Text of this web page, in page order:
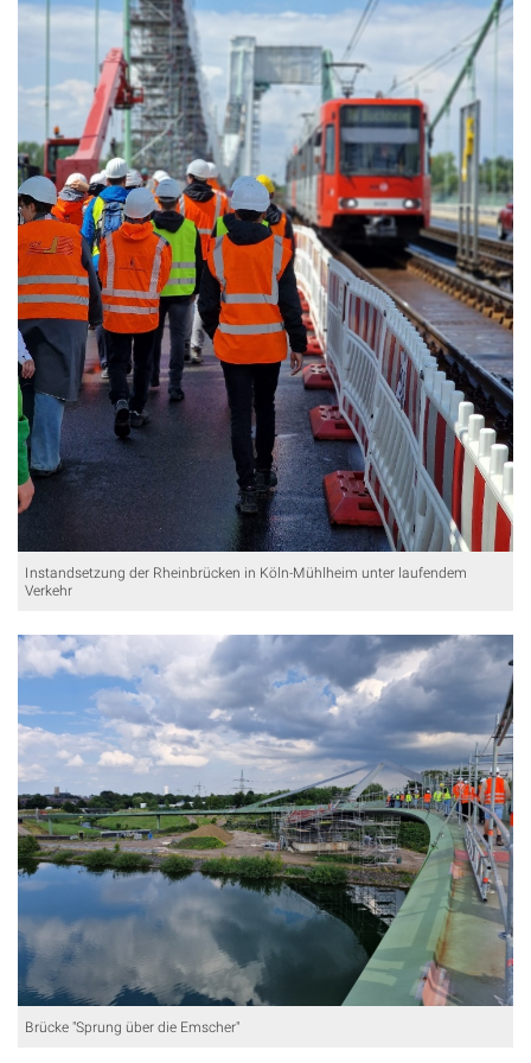
Instandsetzung der Rheinbrücken in Köln-Mühlheim unter laufendem
Verkehr
Brücke "Sprung über die Emscher"